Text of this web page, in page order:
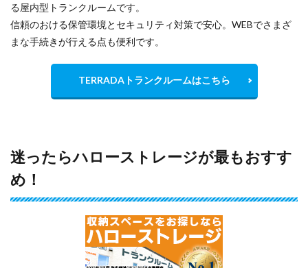
る屋内型トランクルームです。
信頼のおける保管環境とセキュリティ対策で安心。WEBでさまざ
まな手続きが行える点も便利です。
TERRADAトランクルームはこちら
迷ったらハローストレージが最もおすす
め！